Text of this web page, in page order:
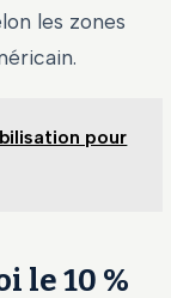
les zones
pour
le 10 %